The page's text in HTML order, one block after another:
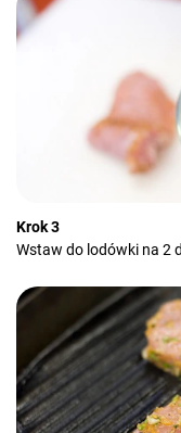
Krok 3
Wstaw do lodówki na 2